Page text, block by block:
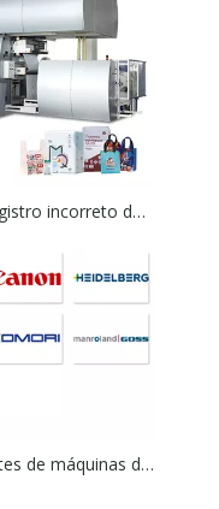
10 causas comuns de registro incorreto de impressão em impressão flexográfica
Os 10 principais fabricantes de máquinas de impressão em todo o mundo